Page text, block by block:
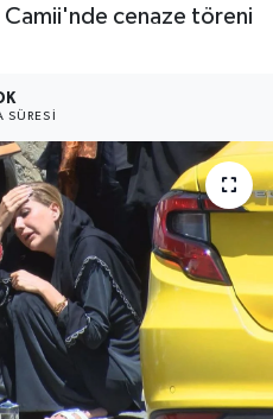
Camii'nde cenaze töreni
SÜRESI